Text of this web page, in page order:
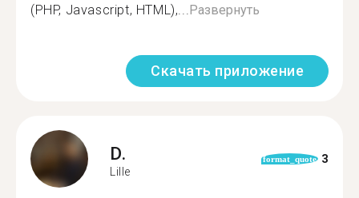
(PHP, Javascript, HTML),...Развернуть
Скачать приложение
D.
Lille
format_quote 3